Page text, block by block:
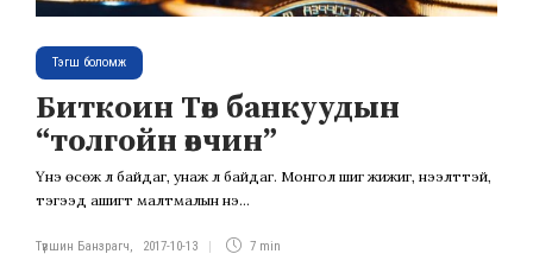
Тэгш боломж
Биткоин Төв банкуудын
“толгойн өвчин”
Үнэ өсөж л байдаг, унаж л байдаг. Монгол шиг жижиг, нээлттэй,
тэгээд ашигт малтмалын үнэ...
Түвшин Банзрагч, 2017-10-13 7 min